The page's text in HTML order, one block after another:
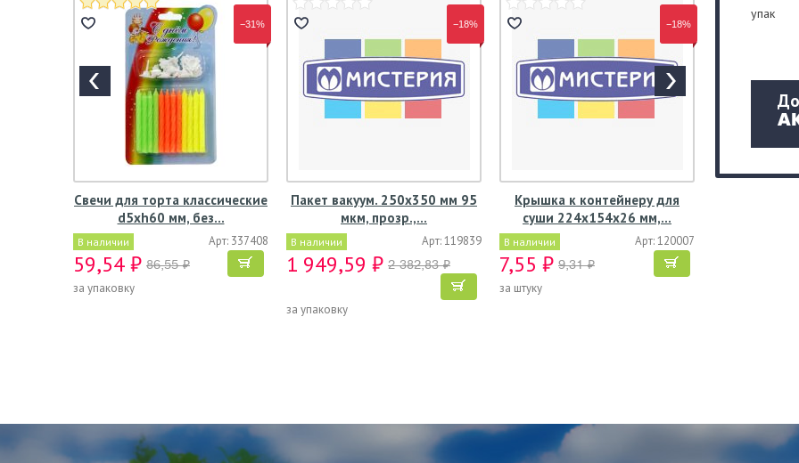
−31%
Свечи для торта классические
d5хh60 мм, без…
В наличии Арт: 337408
59,54 ₽ 86,55 ₽
за упаковку
−18%
Пакет вакуум. 250х350 мм 95
мкм, прозр.,…
В наличии Арт: 119839
1 949,59 ₽ 2 382,83 ₽
за упаковку
−18%
Крышка к контейнеру для
суши 224х154х26 мм,…
В наличии Арт: 120007
7,55 ₽ 9,31 ₽
за штуку
упак